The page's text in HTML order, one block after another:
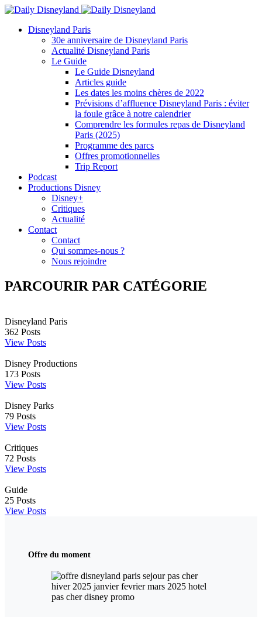
Disneyland Paris
30e anniversaire de Disneyland Paris
Actualité Disneyland Paris
Le Guide
Le Guide Disneyland
Articles guide
Les dates les moins chères de 2022
Prévisions d’affluence Disneyland Paris : éviter
la foule grâce à notre calendrier
Comprendre les formules repas de Disneyland
Paris (2025)
Programme des parcs
Offres promotionnelles
Trip Report
Podcast
Productions Disney
Disney+
Critiques
Actualité
Contact
Contact
Qui sommes-nous ?
Nous rejoindre
PARCOURIR PAR CATÉGORIE
Disneyland Paris
362 Posts
View Posts
Disney Productions
173 Posts
View Posts
Disney Parks
79 Posts
View Posts
Critiques
72 Posts
View Posts
Guide
25 Posts
View Posts
Offre du moment